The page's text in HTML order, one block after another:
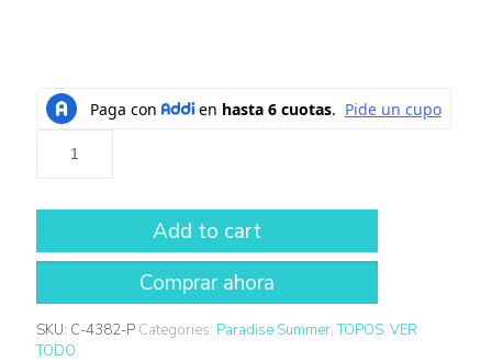
Add to cart
SKU: C-4382-P Categories: Paradise Summer,TOPOS, VER
TODO